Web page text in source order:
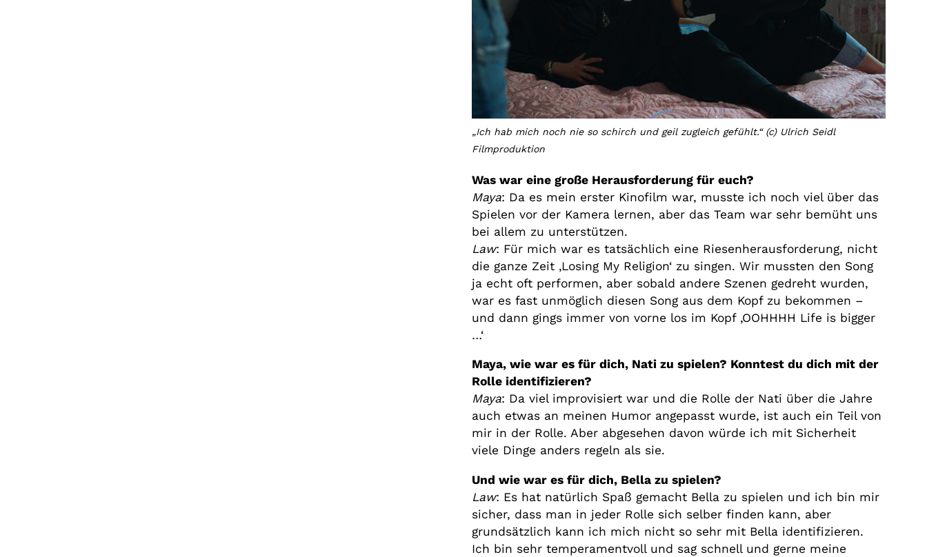
„Ich hab mich noch nie so schirch und geil zugleich gefühlt.“ (c) Ulrich Seidl
Filmproduktion
Was war eine große Herausforderung für euch?
Maya: Da es mein erster Kinofilm war, musste ich noch viel über das
Spielen vor der Kamera lernen, aber das Team war sehr bemüht uns
bei allem zu unterstützen.
Law: Für mich war es tatsächlich eine Riesenherausforderung, nicht
die ganze Zeit ‚Losing My Religion‘ zu singen. Wir mussten den Song
ja echt oft performen, aber sobald andere Szenen gedreht wurden,
war es fast unmöglich diesen Song aus dem Kopf zu bekommen –
und dann gings immer von vorne los im Kopf ‚OOHHHH Life is bigger
…‘
Maya, wie war es für dich, Nati zu spielen? Konntest du dich mit der
Rolle identifizieren?
Maya: Da viel improvisiert war und die Rolle der Nati über die Jahre
auch etwas an meinen Humor angepasst wurde, ist auch ein Teil von
mir in der Rolle. Aber abgesehen davon würde ich mit Sicherheit
viele Dinge anders regeln als sie.
Und wie war es für dich, Bella zu spielen?
Law: Es hat natürlich Spaß gemacht Bella zu spielen und ich bin mir
sicher, dass man in jeder Rolle sich selber finden kann, aber
grundsätzlich kann ich mich nicht so sehr mit Bella identifizieren.
Ich bin sehr temperamentvoll und sag schnell und gerne meine